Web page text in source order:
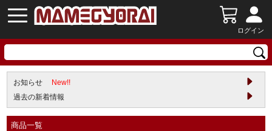
ログイン
お知らせ
New!!
過去の新着情報
商品一覧